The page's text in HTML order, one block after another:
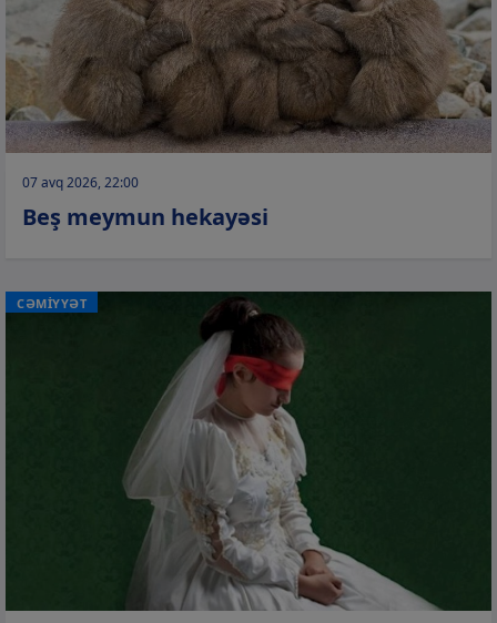
07 avq 2026, 22:00
Beş meymun hekayəsi
CƏMİYYƏT